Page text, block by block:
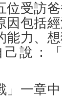
位受訪
因包括
能力、
說：
」一章